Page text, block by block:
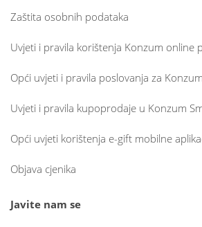
Zaštita osobnih podataka
Uvjeti i pravila korištenja Konzum online
Opći uvjeti i pravila poslovanja za
Uvjeti i pravila kupoprodaje u Konzum
Opći uvjeti korištenja e-gift mobilne
Objava cjenika
Javite nam se